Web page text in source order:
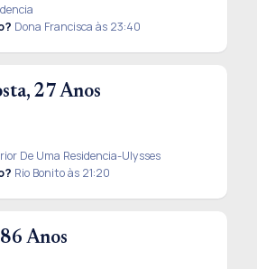
Dona Francisca às 23:40
27 Anos
De Uma Residencia-Ulysses
Rio Bonito às 21:20
Anos